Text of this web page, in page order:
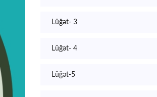
Lüğət- 3
Lüğət- 4
Lüğət-5